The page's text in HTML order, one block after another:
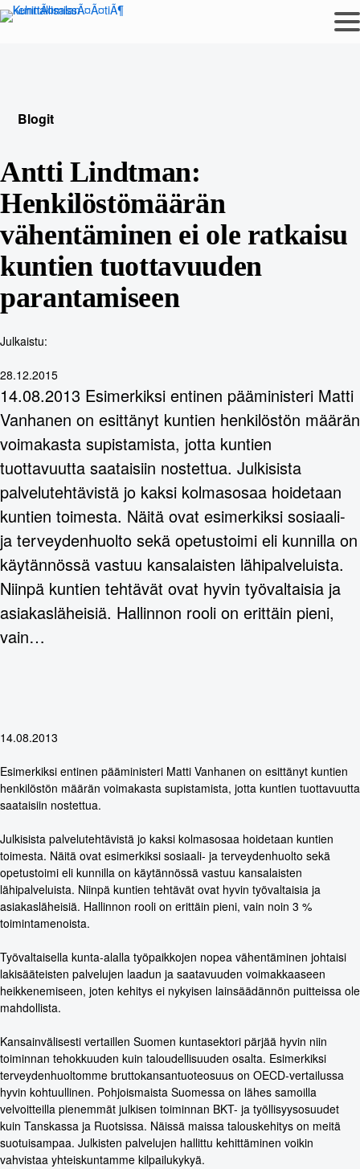
Siirry
sisältöön
Blogit
Antti Lindtman:
Henkilöstömäärän
vähentäminen ei ole ratkaisu
kuntien tuottavuuden
parantamiseen
Julkaistu:
28.12.2015
14.08.2013 Esimerkiksi entinen pääministeri Matti
Vanhanen on esittänyt kuntien henkilöstön määrän
voimakasta supistamista, jotta kuntien
tuottavuutta saataisiin nostettua. Julkisista
palvelutehtävistä jo kaksi kolmasosaa hoidetaan
kuntien toimesta. Näitä ovat esimerkiksi sosiaali-
ja terveydenhuolto sekä opetustoimi eli kunnilla on
käytännössä vastuu kansalaisten lähipalveluista.
Niinpä kuntien tehtävät ovat hyvin työvaltaisia ja
asiakasläheisiä. Hallinnon rooli on erittäin pieni,
vain…
14.08.2013
Esimerkiksi entinen pääministeri Matti Vanhanen on esittänyt kuntien
henkilöstön määrän voimakasta supistamista, jotta kuntien tuottavuutta
saataisiin nostettua.
Julkisista palvelutehtävistä jo kaksi kolmasosaa hoidetaan kuntien
toimesta. Näitä ovat esimerkiksi sosiaali- ja terveydenhuolto sekä
opetustoimi eli kunnilla on käytännössä vastuu kansalaisten
lähipalveluista. Niinpä kuntien tehtävät ovat hyvin työvaltaisia ja
asiakasläheisiä. Hallinnon rooli on erittäin pieni, vain noin 3 %
toimintamenoista.
Työvaltaisella kunta-alalla työpaikkojen nopea vähentäminen johtaisi
lakisääteisten palvelujen laadun ja saatavuuden voimakkaaseen
heikkenemiseen, joten kehitys ei nykyisen lainsäädännön puitteissa ole
mahdollista.
Kansainvälisesti vertaillen Suomen kuntasektori pärjää hyvin niin
toiminnan tehokkuuden kuin taloudellisuuden osalta. Esimerkiksi
terveydenhuoltomme bruttokansantuoteosuus on OECD-vertailussa
hyvin kohtuullinen. Pohjoismaista Suomessa on lähes samoilla
velvoitteilla pienemmät julkisen toiminnan BKT- ja työllisyysosuudet
kuin Tanskassa ja Ruotsissa. Näissä maissa talouskehitys on meitä
suotuisampaa. Julkisten palvelujen hallittu kehittäminen voikin
vahvistaa yhteiskuntamme kilpailukykyä.